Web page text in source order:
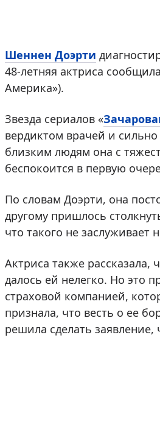
Шеннен Доэрти
48-летняя актриса
Америка»).
Звезда сериалов «
вердиктом врачей и
близким людям она с
беспокоится в первую
По словам Доэрти, она
другому пришлось
что такого не заслуживает
Актриса также
далось ей нелегко. Но это
страховой компанией,
признала, что весть о ее
решила сделать